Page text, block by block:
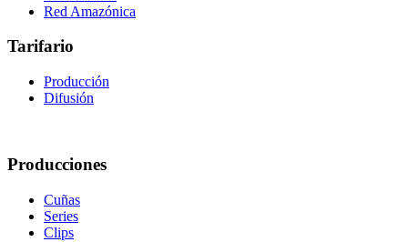
Red Amazónica
Tarifario
Producción
Difusión
Producciones
Cuñas
Series
Clips